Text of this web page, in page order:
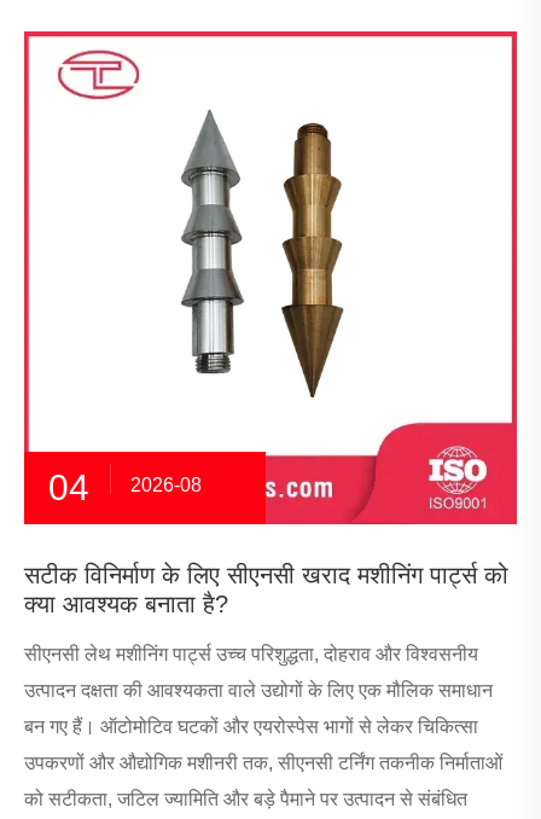
04 2026-08
सटीक विनिर्माण के लिए सीएनसी खराद मशीनिंग पार्ट्स को
क्या आवश्यक बनाता है?
सीएनसी लेथ मशीनिंग पार्ट्स उच्च परिशुद्धता, दोहराव और विश्वसनीय
उत्पादन दक्षता की आवश्यकता वाले उद्योगों के लिए एक मौलिक समाधान
बन गए हैं। ऑटोमोटिव घटकों और एयरोस्पेस भागों से लेकर चिकित्सा
उपकरणों और औद्योगिक मशीनरी तक, सीएनसी टर्निंग तकनीक निर्माताओं
को सटीकता, जटिल ज्यामिति और बड़े पैमाने पर उत्पादन से संबंधित